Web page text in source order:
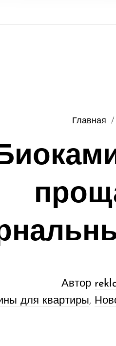
Главная /
Автор
для квартиры,